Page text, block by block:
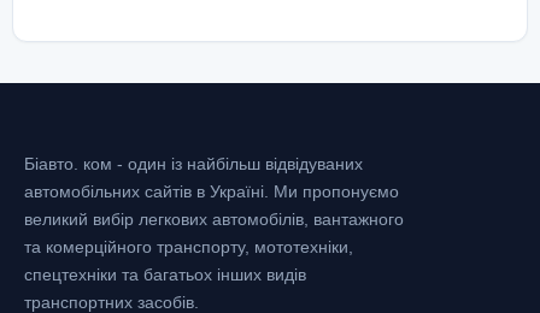
Біавто. ком - один із найбільш відвідуваних
автомобільних сайтів в Україні. Ми пропонуємо
великий вибір легкових автомобілів, вантажного
та комерційного транспорту, мототехніки,
спецтехніки та багатьох інших видів
транспортних засобів.